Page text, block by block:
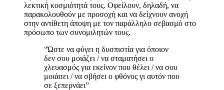
λεκτική κοσμιότητά τους. Οφείλουν, δηλαδή, να
παρακολουθούν με προσοχή και να δείχνουν ανοχή
στην αντίθετη άποψη με τον παράλληλο σεβασμό στο
πρόσωπο των συνομιλητών τους.
“Ώστε να φύγει η δυσπιστία για όποιον
δεν σου μοιάζει / να σταματήσει ο
χλευασμός για εκείνον που θέλει / να σου
μοιάσει / να σβήσει ο φθόνος γι αυτόν που
σε ξεπερνάει”